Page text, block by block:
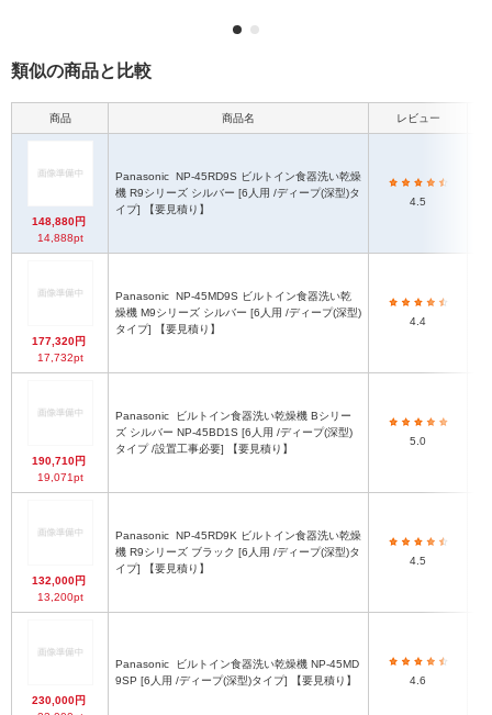
類似の商品と比較
商品 商品名 レビュー
148,880円
14,888pt
Panasonic
機 R9シリーズ シルバー [6人用 /ディープ(深型)タ
イプ] 【要見積り】
4.5
177,320円
17,732pt
Panasonic
燥機 M9シリーズ シルバー [6人用 /ディープ(深型)
タイプ] 【要見積り】
4.4
190,710円
19,071pt
Panasonic
ズ シルバー NP-45BD1S [6人用 /ディープ(深型)
タイプ /設置工事必要] 【要見積り】
5.0
132,000円
13,200pt
Panasonic
機 R9シリーズ ブラック [6人用 /ディープ(深型)タ
イプ] 【要見積り】
4.5
230,000円
Panasonic
9SP [6人用 /ディープ(深型)タイプ] 【要見積り】
4.6